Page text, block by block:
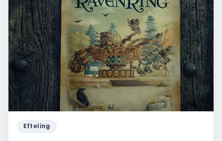
Efteling